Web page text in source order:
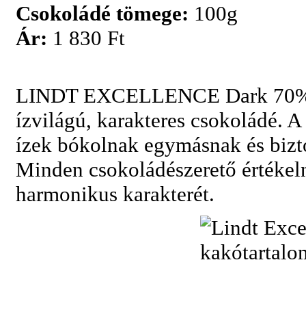
Csokoládé tömege: 100g
Ár: 1 830 Ft
LINDT EXCELLENCE Dark
ízvilágú, karakteres csokoládé.
ízek bókolnak egymásnak és
Minden csokoládészerető
harmonikus karakterét.